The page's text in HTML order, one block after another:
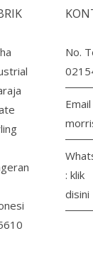
No.
Email
: klik
disini